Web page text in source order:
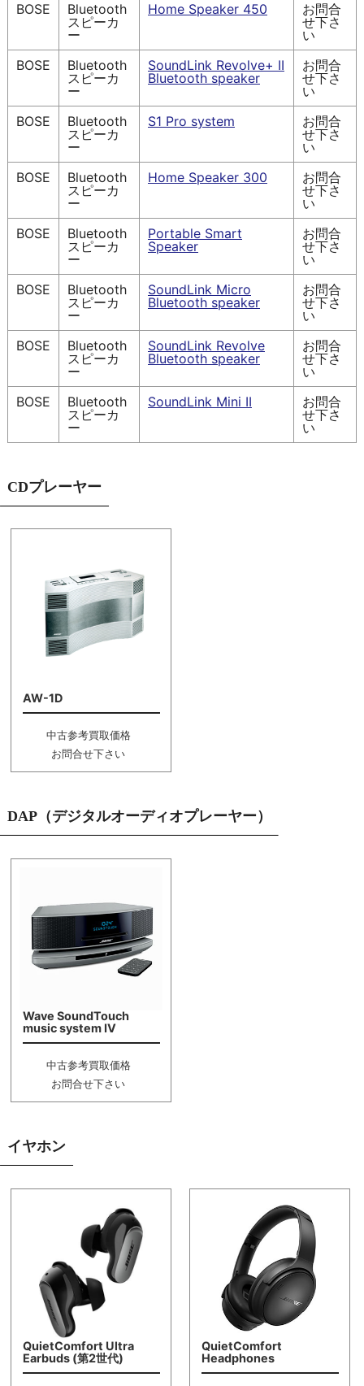
BOSE
Bluetooth
スピーカ
ー
Home Speaker 450
お問合
せ下さ
い
BOSE
Bluetooth
スピーカ
ー
SoundLink Revolve+ II
Bluetooth speaker
お問合
せ下さ
い
BOSE
Bluetooth
スピーカ
ー
S1 Pro system
お問合
せ下さ
い
BOSE
Bluetooth
スピーカ
ー
Home Speaker 300
お問合
せ下さ
い
BOSE
Bluetooth
スピーカ
ー
Portable Smart
Speaker
お問合
せ下さ
い
BOSE
Bluetooth
スピーカ
ー
SoundLink Micro
Bluetooth speaker
お問合
せ下さ
い
BOSE
Bluetooth
スピーカ
ー
SoundLink Revolve
Bluetooth speaker
お問合
せ下さ
い
BOSE
Bluetooth
スピーカ
ー
SoundLink Mini II
お問合
せ下さ
い
CDプレーヤー
AW-1D
中古参考買取価格
お問合せ下さい
DAP（デジタルオーディオプレーヤー）
Wave SoundTouch
music system IV
中古参考買取価格
お問合せ下さい
イヤホン
QuietComfort Ultra
Earbuds (第2世代)
QuietComfort
Headphones